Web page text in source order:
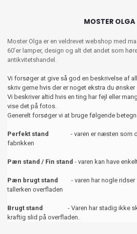
MOSTER OLGA
Moster Olga er en veldrevet webshop med
60’er lamper, design og alt det andet som
antikvitetshandel.
Vi forsøger at give så god en beskrivelse af
skriv gerne hvis der er noget ekstra du ønsker
Vi beskriver altid hvis en ting har fejl eller
vise det på fotos.
Generelt forsøger vi at bruge følgende
Perfekt stand - varen er næsten som da
fabrikken
Pæn stand / Fin stand - varen kan have
Pæn brugt stand
- varen har nogle ridser
tallerken overfladen
Brugt stand
- Varen har stadig ikke
kraftig slid på overfladen.